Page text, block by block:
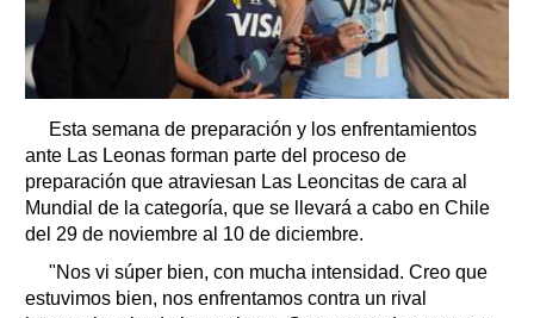
Esta semana de preparación y los enfrentamientos
ante Las Leonas forman parte del proceso de
preparación que atraviesan Las Leoncitas de cara al
Mundial de la categoría, que se llevará a cabo en Chile
del 29 de noviembre al 10 de diciembre.
"Nos vi súper bien, con mucha intensidad. Creo que
estuvimos bien, nos enfrentamos contra un rival